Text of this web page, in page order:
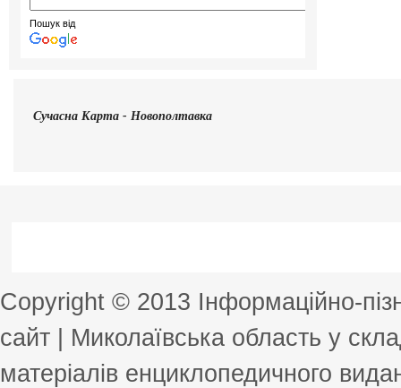
Пошук від
Сучасна Карта - Новополтавка
Copyright © 2013 Інформаційно-
сайт | Миколаївська область у
матеріалів енциклопедичного